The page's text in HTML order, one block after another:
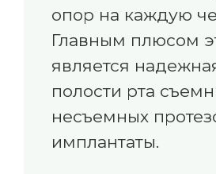
опор на каждую
Главным плюсом
является
полости рта
несъемных
имплантаты.